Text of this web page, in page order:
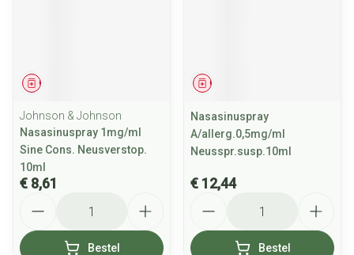
Geneesmiddel
Johnson & Johnson
Nasasinuspray 1mg/ml
Sine Cons. Neusverstop.
10ml
€ 8,61
Bestel
Geneesmiddel
Nasasinuspray
A/allerg.0,5mg/ml
Neusspr.susp.10ml
€ 12,44
Bestel